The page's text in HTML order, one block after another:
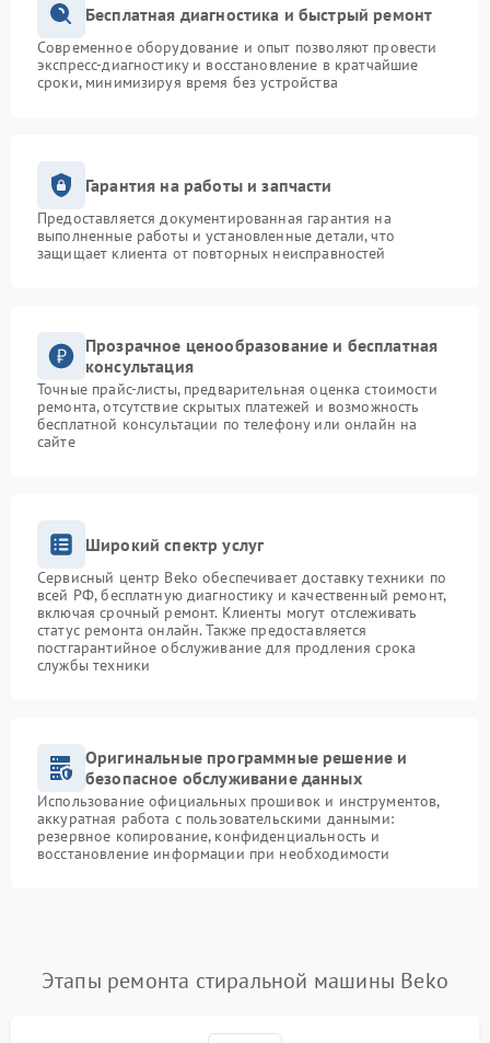
Бесплатная диагностика и быстрый ремонт
Современное оборудование и опыт позволяют провести
экспресс-диагностику и восстановление в кратчайшие
сроки, минимизируя время без устройства
Гарантия на работы и запчасти
Предоставляется документированная гарантия на
выполненные работы и установленные детали, что
защищает клиента от повторных неисправностей
Прозрачное ценообразование и бесплатная
консультация
Точные прайс-листы, предварительная оценка стоимости
ремонта, отсутствие скрытых платежей и возможность
бесплатной консультации по телефону или онлайн на
сайте
Широкий спектр услуг
Сервисный центр Beko обеспечивает доставку техники по
всей РФ, бесплатную диагностику и качественный ремонт,
включая срочный ремонт. Клиенты могут отслеживать
статус ремонта онлайн. Также предоставляется
постгарантийное обслуживание для продления срока
службы техники
Оригинальные программные решение и
безопасное обслуживание данных
Использование официальных прошивок и инструментов,
аккуратная работа с пользовательскими данными:
резервное копирование, конфиденциальность и
восстановление информации при необходимости
Этапы ремонта стиральной машины Beko